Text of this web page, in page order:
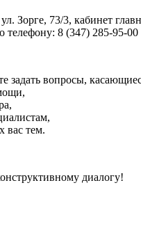
Зорге, 73/3, кабинет
телефону: 8 (347) 285-95-00
задать вопросы,
вас тем.
диалогу!